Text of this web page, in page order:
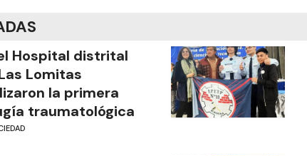
Hospital distrital
Lomitas
la primera
traumatológica